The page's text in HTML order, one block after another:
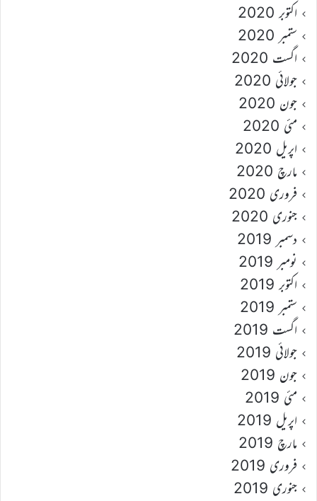
اکتوبر 2020
ستمبر 2020
اگست 2020
جولائی 2020
جون 2020
مئی 2020
اپریل 2020
مارچ 2020
فروری 2020
جنوری 2020
دسمبر 2019
نومبر 2019
اکتوبر 2019
ستمبر 2019
اگست 2019
جولائی 2019
جون 2019
مئی 2019
اپریل 2019
مارچ 2019
فروری 2019
جنوری 2019